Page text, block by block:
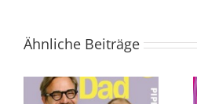
Ähnliche Beiträge